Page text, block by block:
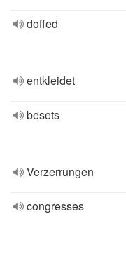
doffed
entkleidet
besets
Verzerrungen
congresses